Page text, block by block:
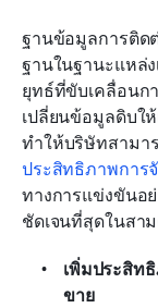
ฐานข้อมูลการติด
ฐานในฐานะแหล่
ยุทธ์ที่ขับเคลื่อนก
เปลี่ยนข้อมูลดิบใ
ทำให้บริษัทสามา
ประสิทธิภาพการ
ทางการแข่งขันอ
ชัดเจนที่สุดในสา
เพิ่มประสิท
ขาย